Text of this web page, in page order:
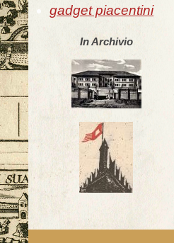
gadget piacentini
In Archivio